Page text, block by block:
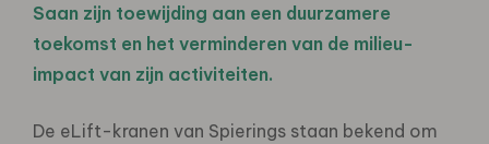
Saan zijn toewijding aan een duurzamere
toekomst en het verminderen van de milieu-
impact van zijn activiteiten.
De eLift-kranen van Spierings staan bekend om